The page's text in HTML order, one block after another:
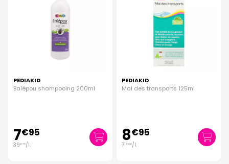
PEDIAKID
Balépou shampooing 200ml
7€95
39€75/l.
PEDIAKID
Mal des transports 125ml
8€95
71€60/l.